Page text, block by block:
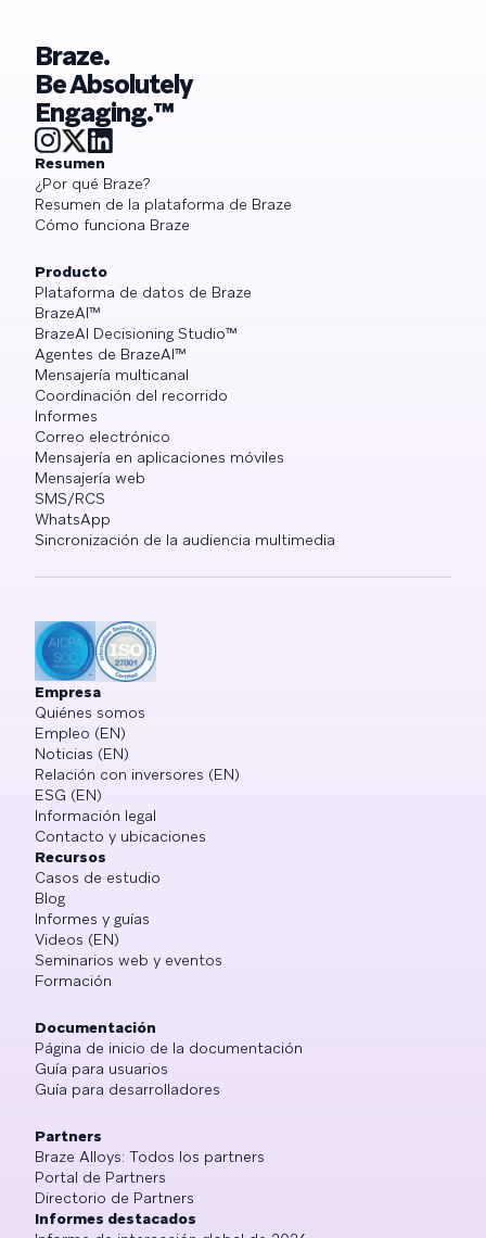
Braze.
Be Absolutely
Engaging.™
Resumen
¿Por qué Braze?
Resumen de la plataforma de Braze
Cómo funciona Braze
Producto
Plataforma de datos de Braze
BrazeAI™
BrazeAI Decisioning Studio™
Agentes de BrazeAI™
Mensajería multicanal
Coordinación del recorrido
Informes
Correo electrónico
Mensajería en aplicaciones móviles
Mensajería web
SMS/RCS
WhatsApp
Sincronización de la audiencia multimedia
Empresa
Quiénes somos
Empleo (EN)
Noticias (EN)
Relación con inversores (EN)
ESG (EN)
Información legal
Contacto y ubicaciones
Recursos
Casos de estudio
Blog
Informes y guías
Videos (EN)
Seminarios web y eventos
Formación
Documentación
Página de inicio de la documentación
Guía para usuarios
Guía para desarrolladores
Partners
Braze Alloys: Todos los partners
Portal de Partners
Directorio de Partners
Informes destacados